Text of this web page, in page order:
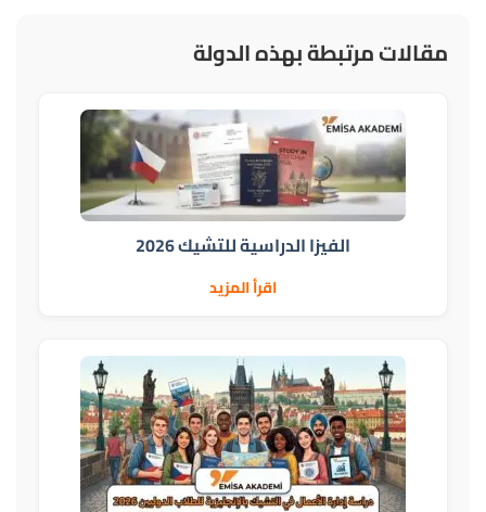
مقالات مرتبطة بهذه الدولة
الفيزا الدراسية للتشيك 2026
اقرأ المزيد